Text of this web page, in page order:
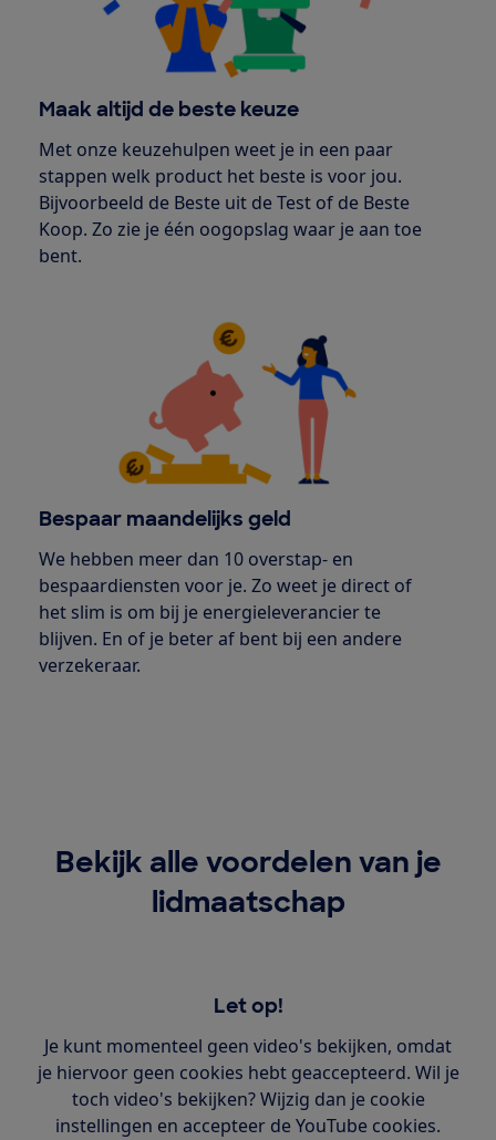
Maak altijd de beste keuze
Met onze keuzehulpen weet je in een paar
stappen welk product het beste is voor jou.
Bijvoorbeeld de Beste uit de Test of de Beste
Koop. Zo zie je één oogopslag waar je aan toe
bent.
Bespaar maandelijks geld
We hebben meer dan 10 overstap- en
bespaardiensten voor je. Zo weet je direct of
het slim is om bij je energieleverancier te
blijven. En of je beter af bent bij een andere
verzekeraar.
Bekijk alle voordelen van je
lidmaatschap
Let op!
Je kunt momenteel geen video's bekijken, omdat
je hiervoor geen cookies hebt geaccepteerd. Wil je
toch video's bekijken? Wijzig dan je cookie
instellingen en accepteer de YouTube cookies.